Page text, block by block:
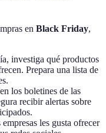
en Black Friday,
investiga qué productos
Prepara una lista de
los boletines de las
recibir alertas sobre
les gusta ofrecer